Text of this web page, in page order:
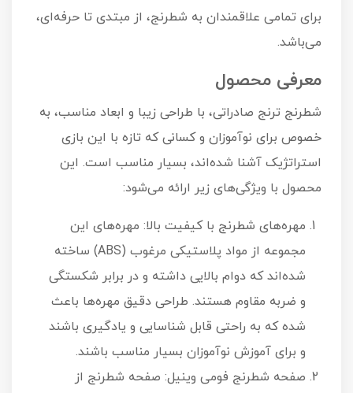
برای تمامی علاقمندان به شطرنج، از مبتدی تا حرفه‌ای،
می‌باشد.
معرفی محصول
شطرنج ترنج صادراتی، با طراحی زیبا و ابعاد مناسب، به
خصوص برای نوآموزان و کسانی که تازه با این بازی
استراتژیک آشنا شده‌اند، بسیار مناسب است. این
محصول با ویژگی‌های زیر ارائه می‌شود:
مهره‌های شطرنج با کیفیت بالا: مهره‌های این
مجموعه از مواد پلاستیکی مرغوب (ABS) ساخته
شده‌اند که دوام بالایی داشته و در برابر شکستگی
و ضربه مقاوم هستند. طراحی دقیق مهره‌ها باعث
شده که به راحتی قابل شناسایی و یادگیری باشند
و برای آموزش نوآموزان بسیار مناسب باشند.
صفحه شطرنج فومی وینیل: صفحه شطرنج از